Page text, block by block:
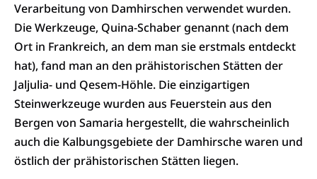
Verarbeitung von Damhirschen verwendet wurden.
Die Werkzeuge, Quina-Schaber genannt (nach dem
Ort in Frankreich, an dem man sie erstmals entdeckt
hat), fand man an den prähistorischen Stätten der
Jaljulia- und Qesem-Höhle. Die einzigartigen
Steinwerkzeuge wurden aus Feuerstein aus den
Bergen von Samaria hergestellt, die wahrscheinlich
auch die Kalbungsgebiete der Damhirsche waren und
östlich der prähistorischen Stätten liegen.